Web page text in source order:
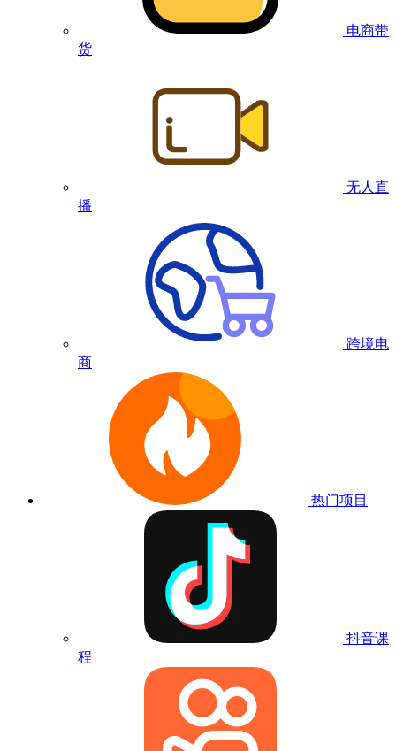
电商带
货
无人直
播
跨境电
商
热门项目
抖音课
程